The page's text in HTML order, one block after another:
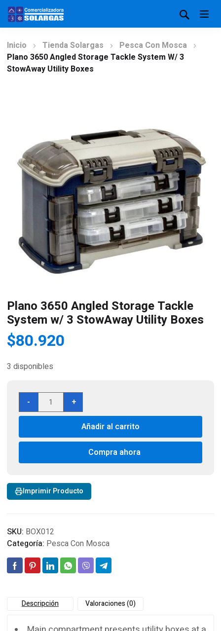
Inicio Tienda Solargas
Pesca Con Mosca
Plano 3650 Angled Storage Tackle System W/ 3
StowAway Utility Boxes
Plano 3650 Angled Storage Tackle
System w/ 3 StowAway Utility Boxes
$80.920
3 disponibles
-
Plano
3650
Angled
Tackle
w/
StowAway
Utility
+
Añadir al carrito
Compra ahora
Imprimir Producto
SKU: BOX012
Categoría: Pesca Con Mosca
Descripción Valoraciones (0)